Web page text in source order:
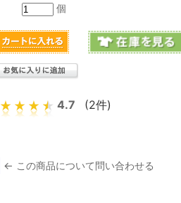
個
4.7 (2件)